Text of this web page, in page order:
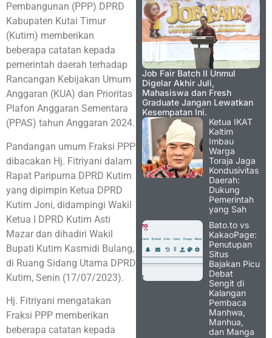
Pembangunan (PPP) DPRD
Kabupaten Kutai Timur
(Kutim) memberikan
beberapa catatan kepada
pemerintah daerah terhadap
Rancangan Kebijakan Umum
Anggaran (KUA) dan Prioritas
Plafon Anggaran Sementara
(PPAS) tahun Anggaran 2024.
Pandangan umum Fraksi PPP
dibacakan Hj. Fitriyani dalam
Rapat Paripurna DPRD Kutim
yang dipimpin Ketua DPRD
Kutim Joni, didampingi Wakil
Ketua I DPRD Kutim Asti
Mazar dan dihadiri Wakil
Bupati Kutim Kasmidi Bulang,
di Ruang Sidang Utama DPRD
Kutim, Senin (17/07/2023).
Hj. Fitriyani mengatakan
Fraksi PPP memberikan
beberapa catatan kepada
Job Fair Batch II Unmul
Digelar Akhir Juli,
Mahasiswa dan Fresh
Graduate Jangan Lewatkan
Kesempatan Ini.
Ketua IKAT
Kaltim
Imbau
Warga
Toraja Jaga
Kondusivitas
Daerah:
Dukung
Pemerintah
yang Sah
Bato.to vs
KakaoPage:
Penutupan
Situs
Bajakan Picu
Debat
Sengit di
Kalangan
Pembaca
Manhwa,
Manhua,
dan Manga